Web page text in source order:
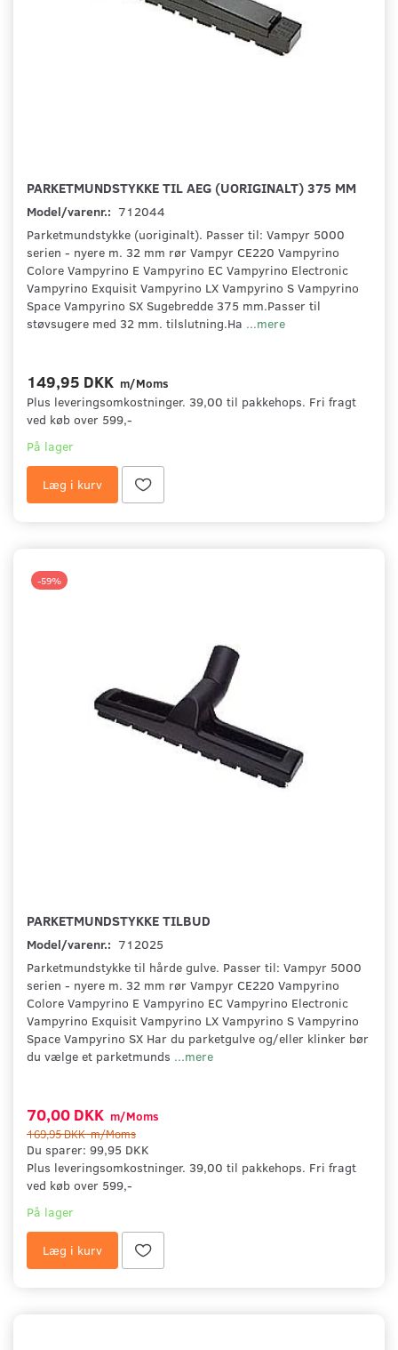
PARKETMUNDSTYKKE TIL AEG (UORIGINALT) 375 MM
Model/varenr.: 712044
Parketmundstykke (uoriginalt). Passer til: Vampyr 5000
serien - nyere m. 32 mm rør Vampyr CE220 Vampyrino
Colore Vampyrino E Vampyrino EC Vampyrino Electronic
Vampyrino Exquisit Vampyrino LX Vampyrino S Vampyrino
Space Vampyrino SX Sugebredde 375 mm.Passer til
støvsugere med 32 mm. tilslutning.Ha ...mere
149,95 DKK m/Moms
Plus leveringsomkostninger. 39,00 til pakkehops. Fri fragt
ved køb over 599,-
På lager
Læg i kurv
-59%
PARKETMUNDSTYKKE TILBUD
Model/varenr.: 712025
Parketmundstykke til hårde gulve. Passer til: Vampyr 5000
serien - nyere m. 32 mm rør Vampyr CE220 Vampyrino
Colore Vampyrino E Vampyrino EC Vampyrino Electronic
Vampyrino Exquisit Vampyrino LX Vampyrino S Vampyrino
Space Vampyrino SX Har du parketgulve og/eller klinker bør
du vælge et parketmunds ...mere
70,00 DKK m/Moms
169,95 DKKm/Moms
Du sparer: 99,95 DKK
Plus leveringsomkostninger. 39,00 til pakkehops. Fri fragt
ved køb over 599,-
På lager
Læg i kurv